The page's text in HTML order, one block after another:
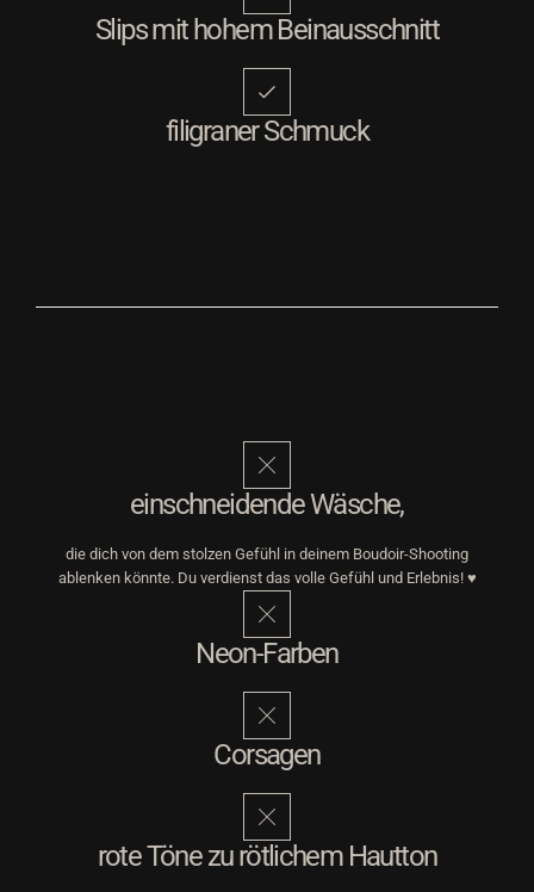
Slips mit hohem Beinausschnitt
filigraner Schmuck
einschneidende Wäsche,
die dich von dem stolzen Gefühl in deinem Boudoir-Shooting
ablenken könnte. Du verdienst das volle Gefühl und Erlebnis! ♥
Neon-Farben
Corsagen
rote Töne zu rötlichem Hautton